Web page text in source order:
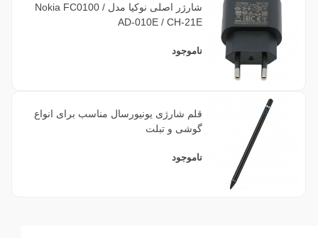
شارژر اصلی نوکیا مدل Nokia FC0100 /
AD-010E / CH-21E
ناموجود
قلم شارژی یونیورسال مناسب برای انواع
گوشی و تبلت
ناموجود